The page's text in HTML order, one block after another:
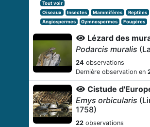
Tout voir
Oiseaux
Insectes Mammifères Reptiles
Angiospermes
Gymnospermes Fougères
Lézard des
Podarcis muralis
24 observations
Dernière observation en
Cistude
Emys orbicularis
1758)
22 observations